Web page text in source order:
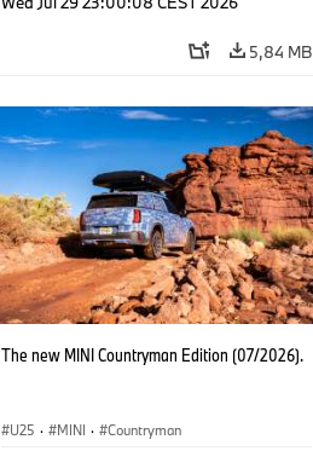
5,84 MB
The new MINI Countryman Edition (07/2026).
U25 · MINI · Countryman